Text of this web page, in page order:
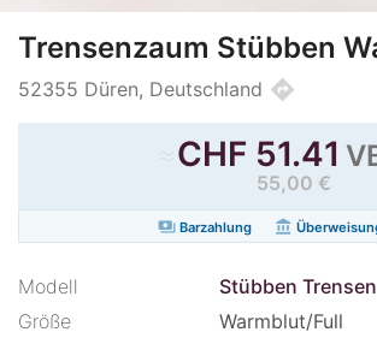
Trensenzaum Stübben
52355 Düren, Deutschland directions
CHF 51.41
55,00 €
paymentsBarzahlung account_balance
Modell
Stübben Trensen
Größe
Warmblut/Full